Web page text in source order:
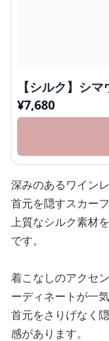
【シルク】シ
¥7,680
深みのあるワイン
首元を隠すスカーフ
上質なシルク素材
です。
着こなしのアクセ
ーディネートが一
首元をさりげなく
感があります。